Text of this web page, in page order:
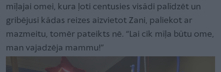
mīļajai omei, kura ļoti centusies visādi palīdzēt un
gribējusi kādas reizes aizvietot Zani, paliekot ar
mazmeitu, tomēr pateikts nē. “Lai cik mīļa būtu ome,
man vajadzēja mammu!”